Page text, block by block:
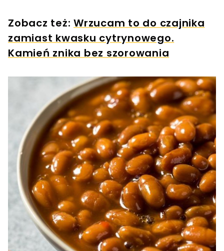
Zobacz też: Wrzucam to do czajnika
zamiast kwasku cytrynowego.
Kamień znika bez szorowania